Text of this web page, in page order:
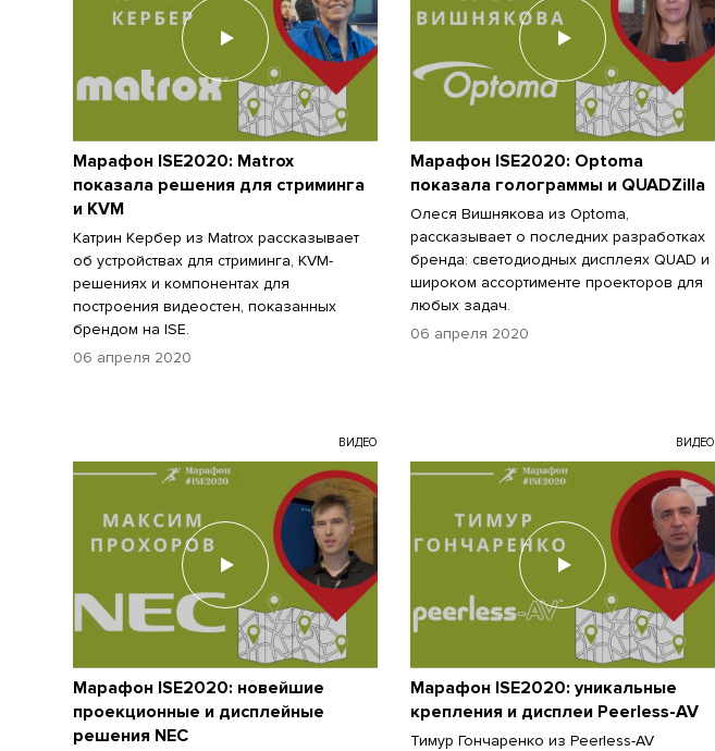
Марафон ISE2020: Matrox
показала решения для стриминга
и KVM
Катрин Кербер из Matrox рассказывает
об устройствах для стриминга, KVM-
решениях и компонентах для
построения видеостен, показанных
брендом на ISE.
06 апреля 2020
Марафон ISE2020: Optoma
показала голограммы и QUADZilla
Олеся Вишнякова из Optoma,
рассказывает о последних разработках
бренда: светодиодных дисплеях QUAD и
широком ассортименте проекторов для
любых задач.
06 апреля 2020
ВИДЕО
Марафон ISE2020: новейшие
проекционные и дисплейные
решения NEC
ВИДЕО
Марафон ISE2020: уникальные
крепления и дисплеи Peerless-AV
Тимур Гончаренко из Peerless-AV